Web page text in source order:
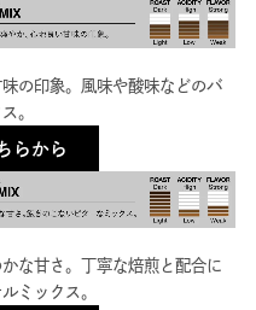
の印象。風味や酸味などのバ
。
らから
な甘さ。丁寧な焙煎と配合に
ミックス。